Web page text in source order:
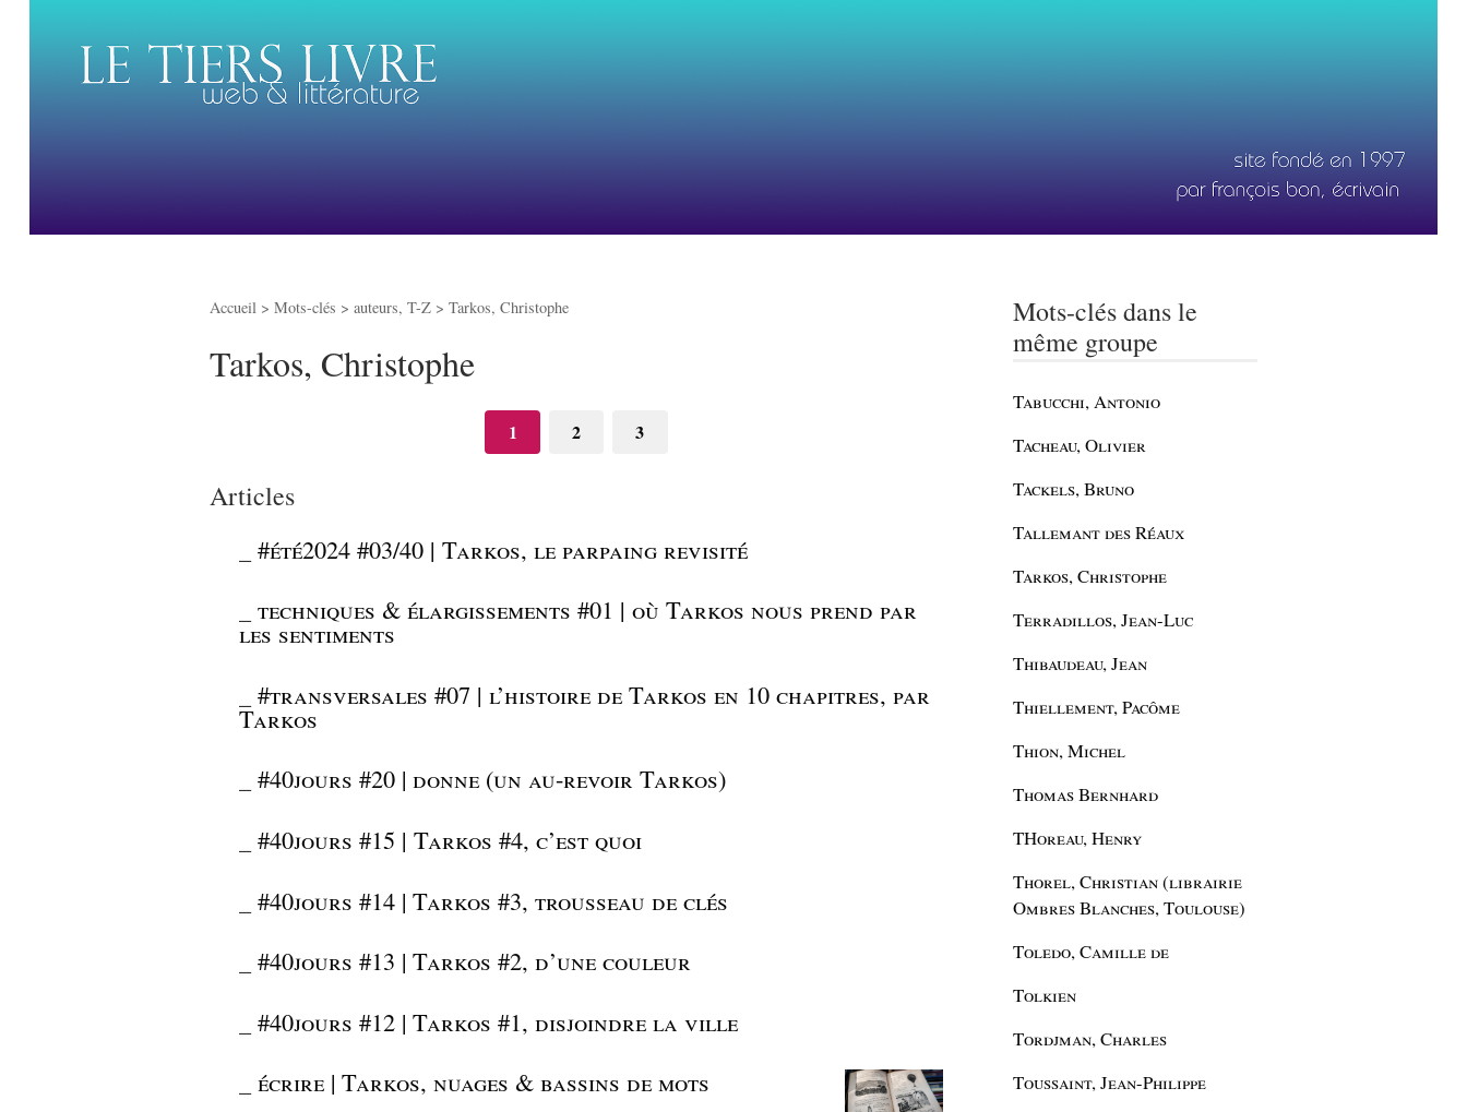
Accueil > Mots-clés > auteurs, T-Z > Tarkos, Christophe
Tarkos, Christophe
1 2 3
Articles
#été2024 #03/40 | Tarkos, le parpaing revisité
techniques & élargissements #01 | où Tarkos nous prend par
les sentiments
#transversales #07 | l’histoire de Tarkos en 10 chapitres, par
Tarkos
#40jours #20 | donne (un au-revoir Tarkos)
#40jours #15 | Tarkos #4, c’est quoi
#40jours #14 | Tarkos #3, trousseau de clés
#40jours #13 | Tarkos #2, d’une couleur
#40jours #12 | Tarkos #1, disjoindre la ville
écrire | Tarkos, nuages & bassins de mots
Mots-clés dans le
même groupe
Tabucchi, Antonio
Tacheau, Olivier
Tackels, Bruno
Tallemant des Réaux
Tarkos, Christophe
Terradillos, Jean-Luc
Thibaudeau, Jean
Thiellement, Pacôme
Thion, Michel
Thomas Bernhard
THoreau, Henry
Thorel, Christian (librairie
Ombres Blanches, Toulouse)
Toledo, Camille de
Tolkien
Tordjman, Charles
Toussaint, Jean-Philippe